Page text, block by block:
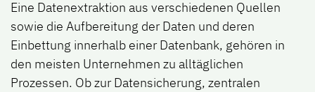
Eine Datenextraktion aus verschiedenen Quellen
sowie die Aufbereitung der Daten und deren
Einbettung innerhalb einer Datenbank, gehören in
den meisten Unternehmen zu alltäglichen
Prozessen. Ob zur Datensicherung, zentralen